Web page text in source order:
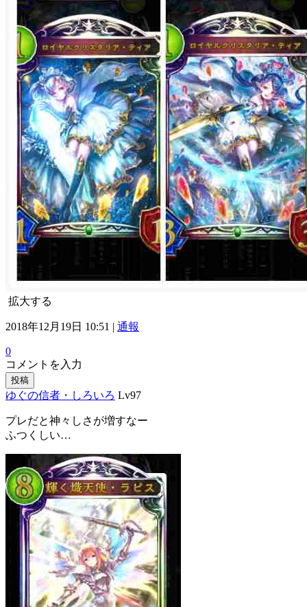
拡大する
2018年12月19日 10:51 | 通報
0
コメントを入力
投稿
ゆぐの信者・しろいろ Lv97
プレだと神々しさが増すなー
ふつくしい…